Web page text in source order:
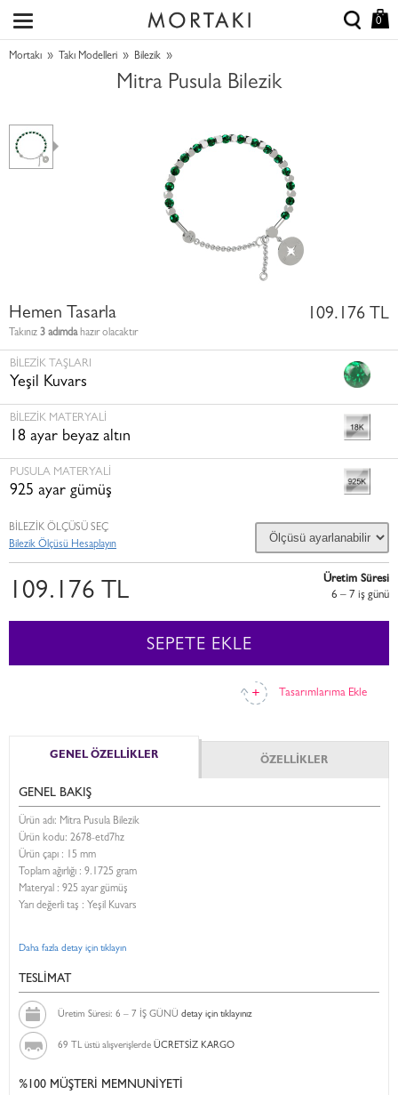
0
Mortakı » Takı Modelleri » Bilezik »
Mitra Pusula Bilezik
Hemen Tasarla
Takınız 3 adımdahazır olacaktır
109.176 TL
BILEZIK TAŞLARI
Yeşil Kuvars
BILEZIK MATERYALI
18 ayar beyaz altın
PUSULA MATERYALI
925 ayar gümüş
Tasarımlarıma Ekle
BİLEZİK ÖLÇÜSÜ SEÇ
Bilezik Ölçüsü Hesaplayın
109.176 TL
Üretim Süresi
6 – 7 i̇ş günü
SEPETE EKLE
GENEL ÖZELLİKLER ÖZELLİKLER
GENEL BAKIŞ
Ürün adı: Mitra Pusula Bilezik
Ürün kodu: 2678-etd7hz
Ürün çapı : 15 mm
Toplam ağırlığı : 9.1725 gram
Materyal : 925 ayar gümüş
Yarı değerli taş : Yeşil Kuvars
Daha fazla detay için tıklayın
TESLİMAT
Üretim Süresi: 6 – 7 İŞ GÜNÜ detay için tıklayınız
69 TL üstü alışverişlerde ÜCRETSİZ KARGO
%100 MÜŞTERİ MEMNUNİYETİ